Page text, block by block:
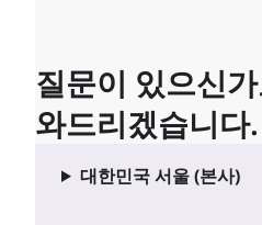
질문이 있으신
와드리겠습니다.
대한민국 서울 (본사)